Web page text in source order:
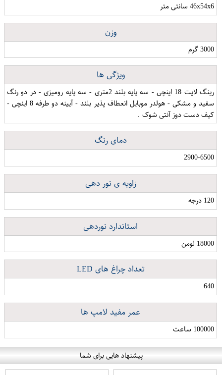
46x54x6 سانتی متر
وزن
3000 گرم
ویژگی ها
رینگ لایت 18 اینچی - سه پایه بلند 2متری - سه پایه رومیزی - در دو رنگ
سفید و مشکی - هولدر موبایل انعطاف پذیر بلند - آیینه دو طرفه 8 اینچی -
کیف دست دوز آنتی شوک .
دمای رنگ
2900-6500
زاویه ی نور دهی
120 درجه
استاندارد نوردهی
18000 لومن
تعداد چراغ های LED
640
عمر مفید لامپ ها
100000 ساعت
پیشنهاد هایی برای شما